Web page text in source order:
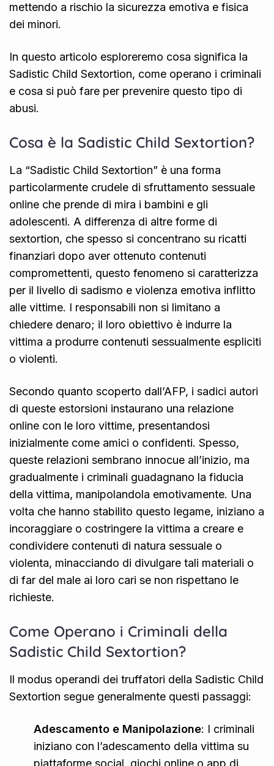
mettendo a rischio la sicurezza emotiva e fisica
dei minori.
In questo articolo esploreremo cosa significa la
Sadistic Child Sextortion, come operano i criminali
e cosa si può fare per prevenire questo tipo di
abusi.
Cosa è la Sadistic Child Sextortion?
La “Sadistic Child Sextortion” è una forma
particolarmente crudele di sfruttamento sessuale
online che prende di mira i bambini e gli
adolescenti. A differenza di altre forme di
sextortion, che spesso si concentrano su ricatti
finanziari dopo aver ottenuto contenuti
compromettenti, questo fenomeno si caratterizza
per il livello di sadismo e violenza emotiva inflitto
alle vittime. I responsabili non si limitano a
chiedere denaro; il loro obiettivo è indurre la
vittima a produrre contenuti sessualmente espliciti
o violenti.
Secondo quanto scoperto dall’AFP, i sadici autori
di queste estorsioni instaurano una relazione
online con le loro vittime, presentandosi
inizialmente come amici o confidenti. Spesso,
queste relazioni sembrano innocue all’inizio, ma
gradualmente i criminali guadagnano la fiducia
della vittima, manipolandola emotivamente. Una
volta che hanno stabilito questo legame, iniziano a
incoraggiare o costringere la vittima a creare e
condividere contenuti di natura sessuale o
violenta, minacciando di divulgare tali materiali o
di far del male ai loro cari se non rispettano le
richieste.
Come Operano i Criminali della
Sadistic Child Sextortion?
Il modus operandi dei truffatori della Sadistic Child
Sextortion segue generalmente questi passaggi:
Adescamento e Manipolazione: I criminali
iniziano con l’adescamento della vittima su